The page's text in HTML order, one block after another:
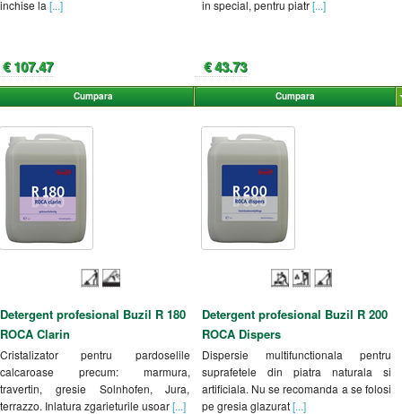
inchise la [...]
€ 107.47
Cumpara
in special, pentru piatr[...]
€ 43.73
Cumpara
Detergent profesional Buzil R 180
ROCA Clarin
Cristalizator pentru pardoselile
calcaroase precum: marmura,
travertin, gresie Solnhofen, Jura,
terrazzo. Inlatura zgarieturile usoar[...]
Detergent profesional Buzil R 200
ROCA Dispers
Dispersie multifunctionala pentru
suprafetele din piatra naturala si
artificiala. Nu se recomanda a se folosi
pe gresia glazurat[...]